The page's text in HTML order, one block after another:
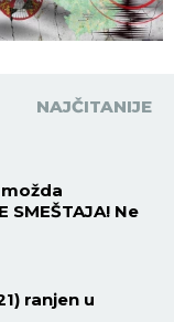
NAJČITANIJE
možda
SMEŠTAJA! Ne
ranjen u